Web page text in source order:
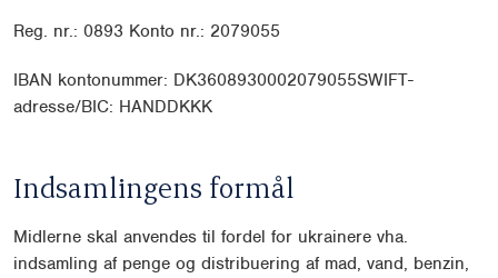
Reg. nr.: 0893 Konto nr.: 2079055
IBAN kontonummer: DK3608930002079055SWIFT-
adresse/BIC: HANDDKKK
Indsamlingens formål
Midlerne skal anvendes til fordel for ukrainere vha.
indsamling af penge og distribuering af mad, vand, benzin,